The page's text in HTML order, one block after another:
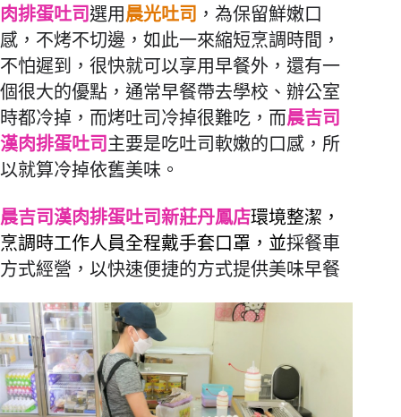
肉排蛋吐司 選用晨光吐司 ，為保留鮮嫩口
感，不烤不切邊，如此一來縮短烹調時間，
不怕遲到，很快就可以享用早餐外，還有一
個很大的優點，通常早餐帶去學校、辦公室
時都冷掉，而烤吐司冷掉很難吃，而晨吉司
漢肉排蛋吐司 主要是吃吐司軟嫩的口感，所
以就算冷掉依舊美味。
晨吉司漢肉排蛋吐司新莊丹鳳店環境整潔，
烹調時工作人員全程戴手套口罩，並採餐車
方式經營，以快速便捷的方式提供美味早餐